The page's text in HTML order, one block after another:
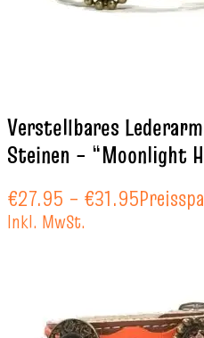
Verstellbares
Steinen – “Moonlight
€27.95 – €31.95
Inkl. MwSt.